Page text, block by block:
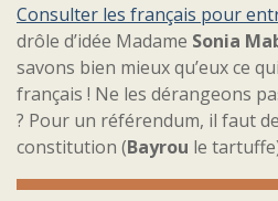
Consulter les français pour
drôle d’idée Madame Sonia
savons bien mieux qu’eux ce
français ! Ne les dérangeons
? Pour un référendum, il faut
constitution (Bayrou le